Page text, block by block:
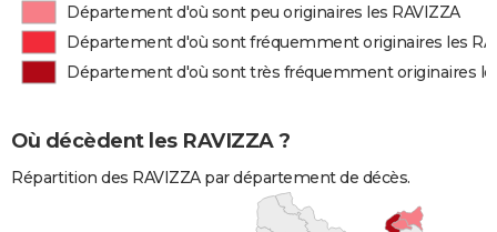
Département d'où sont peu originaires les RAVIZZA
Département d'où sont fréquemment originaires les
Département d'où sont très fréquemment originaires
Où décèdent les RAVIZZA ?
Répartition des RAVIZZA par département de décès.